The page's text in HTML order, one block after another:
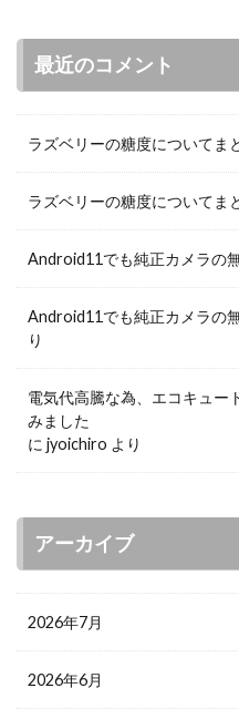
最近のコメント
ラズベリーの糖度についてま
ラズベリーの糖度についてま
Android11でも純正カメラの
Android11でも純正カメラの
り
電気代高騰な為、エコキュー
みました
に jyoichiro より
アーカイブ
2026年7月
2026年6月